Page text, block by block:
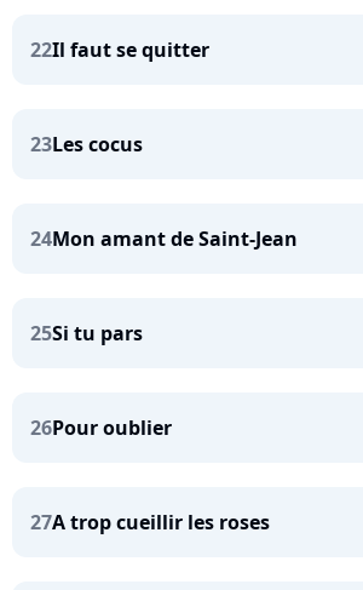
22Il faut se quitter
23Les cocus
24Mon amant de Saint-Jean
25Si tu pars
26Pour oublier
27A trop cueillir les roses